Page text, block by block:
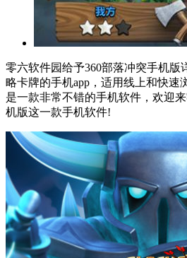
零六软件园给予360部落冲突手机版
略卡牌的手机app，适用线上和快速
是一款非常不错的手机软件，欢迎
机版这一款手机软件!